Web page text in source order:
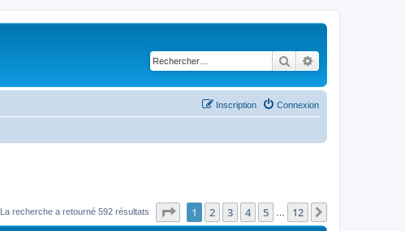
Rechercher
Connexion
Inscription
La recherche a retourné 592 résultats Page sur12
1 2 3 4 5 12